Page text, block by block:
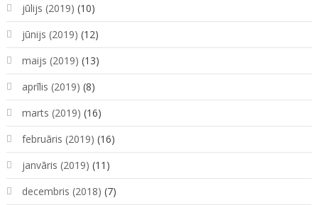
jūlijs (2019) (10)
jūnijs (2019) (12)
maijs (2019) (13)
aprīlis (2019) (8)
marts (2019) (16)
februāris (2019) (16)
janvāris (2019) (11)
decembris (2018) (7)